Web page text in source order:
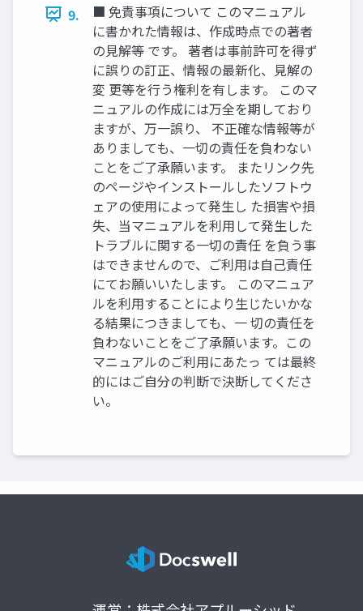
9.
■ 免責事項について このマニュアル
に書かれた情報は、作成時点での著者
の見解等 です。 著者は事前許可を得ず
に誤りの訂正、情報の最新化、見解の
変 更等を行う権利を有します。 このマ
ニュアルの作成には万全を期しており
ますが、万一誤り、 不正確な情報等が
ありましても、一切の責任を負わない
ことをご了承願います。 またリンク先
のページやインストールしたソフトウ
ェアの使用によって発生し た損害や損
失、当マニュアルを利用して発生した
トラブルに関する一切の責任 を負う事
はできませんので、ご利用は自己責任
にてお願いいたします。 このマニュア
ルを利用することにより生じたいかな
る結果につきましても、一 切の責任を
負わないことをご了承願います。この
マニュアルのご利用にあたっ ては最終
的にはご自分の判断で決断してくださ
い。